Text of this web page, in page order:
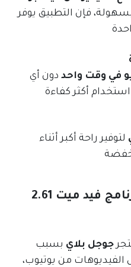
فإن التطبيق يوفر
في وقت واحد دون أي
أكثر كفاءة
لتوفير راحة أكبر أثناء
كيفية تحميل وتثبيت برنامج فيد ميت 2.61
جوجل بلاي بسبب
من يوتيوب،